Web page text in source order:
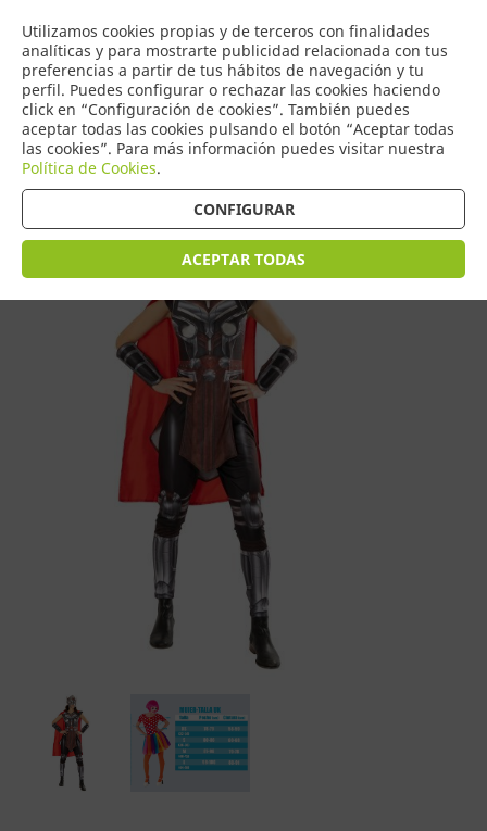
Utilizamos cookies propias y de terceros con finalidades
analíticas y para mostrarte publicidad relacionada con tus
preferencias a partir de tus hábitos de navegación y tu
perfil. Puedes configurar o rechazar las cookies haciendo
click en “Configuración de cookies”. También puedes
aceptar todas las cookies pulsando el botón “Aceptar todas
las cookies”. Para más información puedes visitar nuestra
Política de Cookies.
CONFIGURAR
ACEPTAR TODAS
0
COMERCIO
DE TORRIJOS
Tienda > Disfraces Adulto > Disfraces de Mujer